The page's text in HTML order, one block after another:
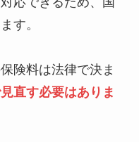
す。
険料は法律で決ま
直す必要はありま